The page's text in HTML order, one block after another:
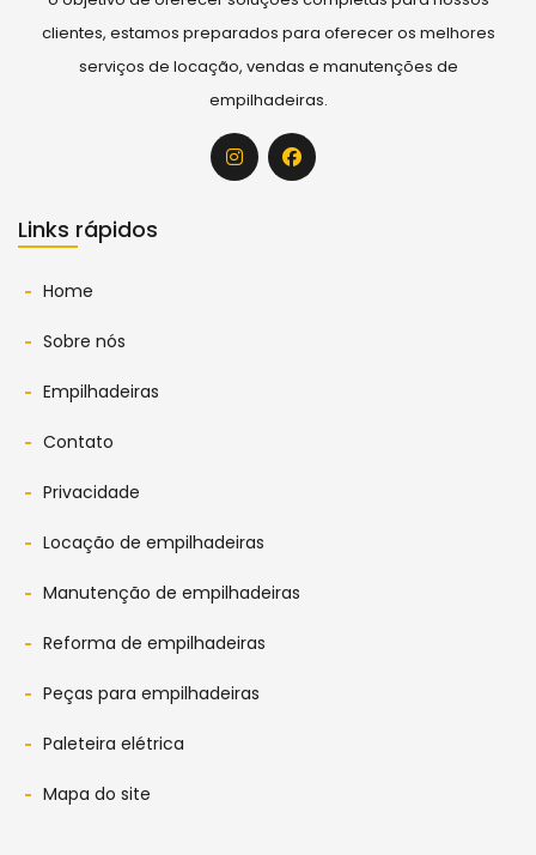
clientes, estamos preparados para oferecer os melhores
serviços de locação, vendas e manutenções de
empilhadeiras.
Links rápidos
Home
Sobre nós
Empilhadeiras
Contato
Privacidade
Locação de empilhadeiras
Manutenção de empilhadeiras
Reforma de empilhadeiras
Peças para empilhadeiras
Paleteira elétrica
Mapa do site